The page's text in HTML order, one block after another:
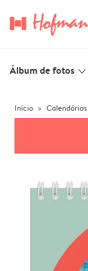
Álbum de fotos slim_arrow_down
Início